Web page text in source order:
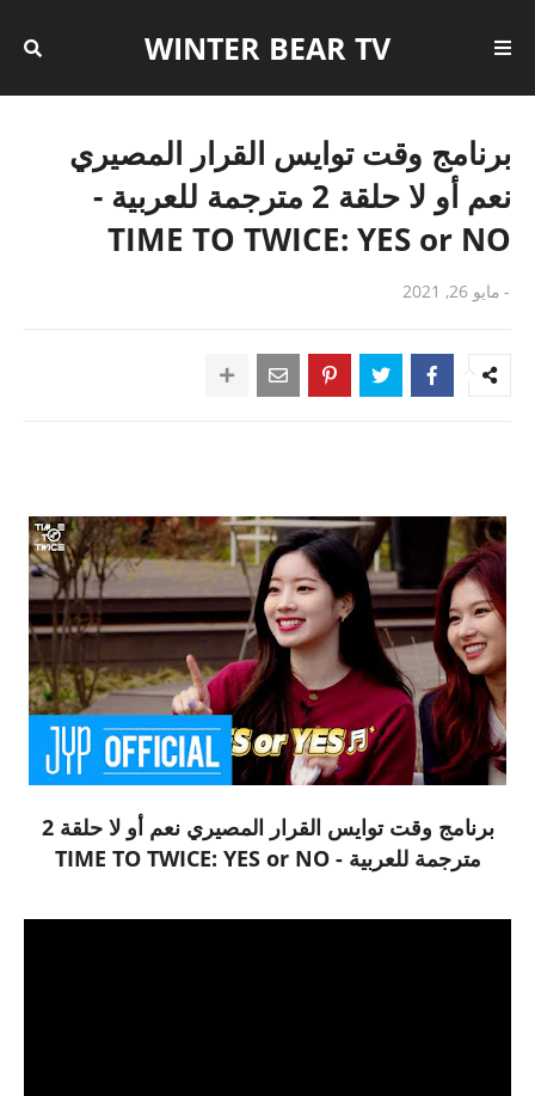
WINTER BEAR TV
برنامج وقت توايس القرار المصيري
نعم أو لا حلقة 2 مترجمة للعربية -
TIME TO TWICE: YES or NO
- مايو 26, 2021
برنامج وقت توايس القرار المصيري نعم أو لا حلقة 2
مترجمة للعربية - TIME TO TWICE: YES or NO